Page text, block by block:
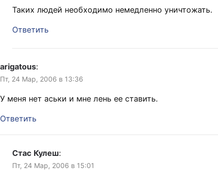
Таких людей необходимо немедленно уничтожать.
Ответить
arigatous:
Пт, 24 Мар, 2006 в 13:36
У меня нет аськи и мне лень ее ставить.
Ответить
Стас Кулеш:
Пт, 24 Мар, 2006 в 15:01